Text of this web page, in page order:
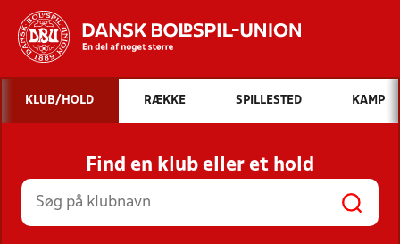
Hvad vil du søge efter?
INDHOLD OG NYHEDER
STILLINGER, RESULTATER, KLUBBER OG
HOLD
KLUB/HOLD RÆKKE SPILLESTED KAMP
Find en klub eller et hold